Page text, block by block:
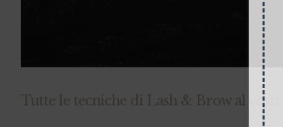
Tutte le tecniche di Lash & Brow al